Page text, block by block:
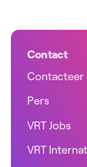
Contact
Contacteer
Pers
VRT Jobs
VRT